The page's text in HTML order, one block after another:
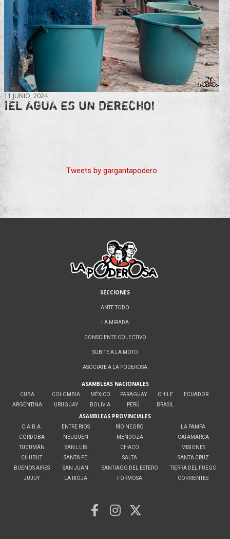
11 JUNIO, 2024
¡EL AGUA ES UN DERECHO!
Tweets by gargantapodero
SECCIONES
ANTE TODO
LA MIRADA
CONSCIENTE COLECTIVO
SUBITE A LA MOTO
ASOCIATE A LA PODEROSA
ASAMBLEAS NACIONALES
CUBA
ARGENTINA
COLOMBIA
URUGUAY
MÉXICO
BOLIVIA
PARAGUAY
PERÚ
CHILE
BRASIL
ECUADOR
ASAMBLEAS PROVINCIALES
C.A.B.A.
CÓRDOBA
TUCUMÁN
CHUBUT
BUENOS AIRES
JUJUY
ENTRE RIOS
NEUQUÉN
SAN LUIS
SANTA FE
SAN JUAN
LA RIOJA
RÍO NEGRO
MENDOZA
CHACO
SALTA
SANTIAGO DEL ESTERO
FORMOSA
LA PAMPA
CATAMARCA
MISIONES
SANTA CRUZ
TIERRA DEL FUEGO
CORRIENTES